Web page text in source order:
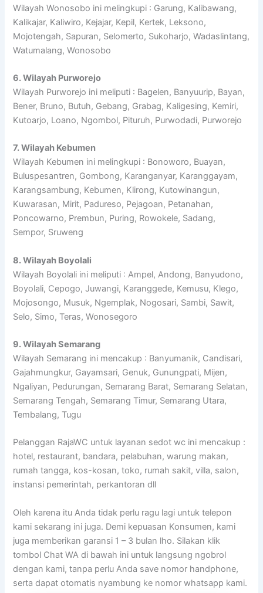
Wilayah Wonosobo ini melingkupi : Garung, Kalibawang,
Kalikajar, Kaliwiro, Kejajar, Kepil, Kertek, Leksono,
Mojotengah, Sapuran, Selomerto, Sukoharjo, Wadaslintang,
Watumalang, Wonosobo
6. Wilayah Purworejo
Wilayah Purworejo ini meliputi : Bagelen, Banyuurip, Bayan,
Bener, Bruno, Butuh, Gebang, Grabag, Kaligesing, Kemiri,
Kutoarjo, Loano, Ngombol, Pituruh, Purwodadi, Purworejo
7. Wilayah Kebumen
Wilayah Kebumen ini melingkupi : Bonoworo, Buayan,
Buluspesantren, Gombong, Karanganyar, Karanggayam,
Karangsambung, Kebumen, Klirong, Kutowinangun,
Kuwarasan, Mirit, Padureso, Pejagoan, Petanahan,
Poncowarno, Prembun, Puring, Rowokele, Sadang,
Sempor, Sruweng
8. Wilayah Boyolali
Wilayah Boyolali ini meliputi : Ampel, Andong, Banyudono,
Boyolali, Cepogo, Juwangi, Karanggede, Kemusu, Klego,
Mojosongo, Musuk, Ngemplak, Nogosari, Sambi, Sawit,
Selo, Simo, Teras, Wonosegoro
9. Wilayah Semarang
Wilayah Semarang ini mencakup : Banyumanik, Candisari,
Gajahmungkur, Gayamsari, Genuk, Gunungpati, Mijen,
Ngaliyan, Pedurungan, Semarang Barat, Semarang Selatan,
Semarang Tengah, Semarang Timur, Semarang Utara,
Tembalang, Tugu
Pelanggan RajaWC untuk layanan sedot wc ini mencakup :
hotel, restaurant, bandara, pelabuhan, warung makan,
rumah tangga, kos-kosan, toko, rumah sakit, villa, salon,
instansi pemerintah, perkantoran dll
Oleh karena itu Anda tidak perlu ragu lagi untuk telepon
kami sekarang ini juga. Demi kepuasan Konsumen, kami
juga memberikan garansi 1 – 3 bulan lho. Silakan klik
tombol Chat WA di bawah ini untuk langsung ngobrol
dengan kami, tanpa perlu Anda save nomor handphone,
serta dapat otomatis nyambung ke nomor whatsapp kami.